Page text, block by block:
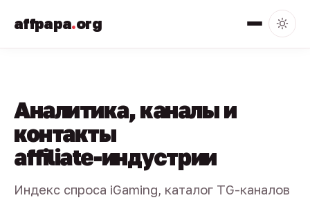
affpapa.org
Аналитика, каналы и
контакты
affiliate-индустрии
Индекс спроса iGaming, каталог TG-каналов